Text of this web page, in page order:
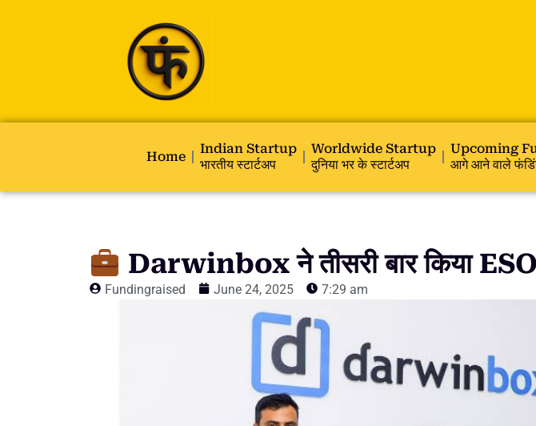
Home
Indian Startup
भारतीय स्टार्टअप
Worldwide Startup
दुनिया भर के स्टार्टअप
Upcoming
आगे आने वाले
Darwinbox ने तीसरी बार किया
Fundingraised June 24, 2025 7:29 am